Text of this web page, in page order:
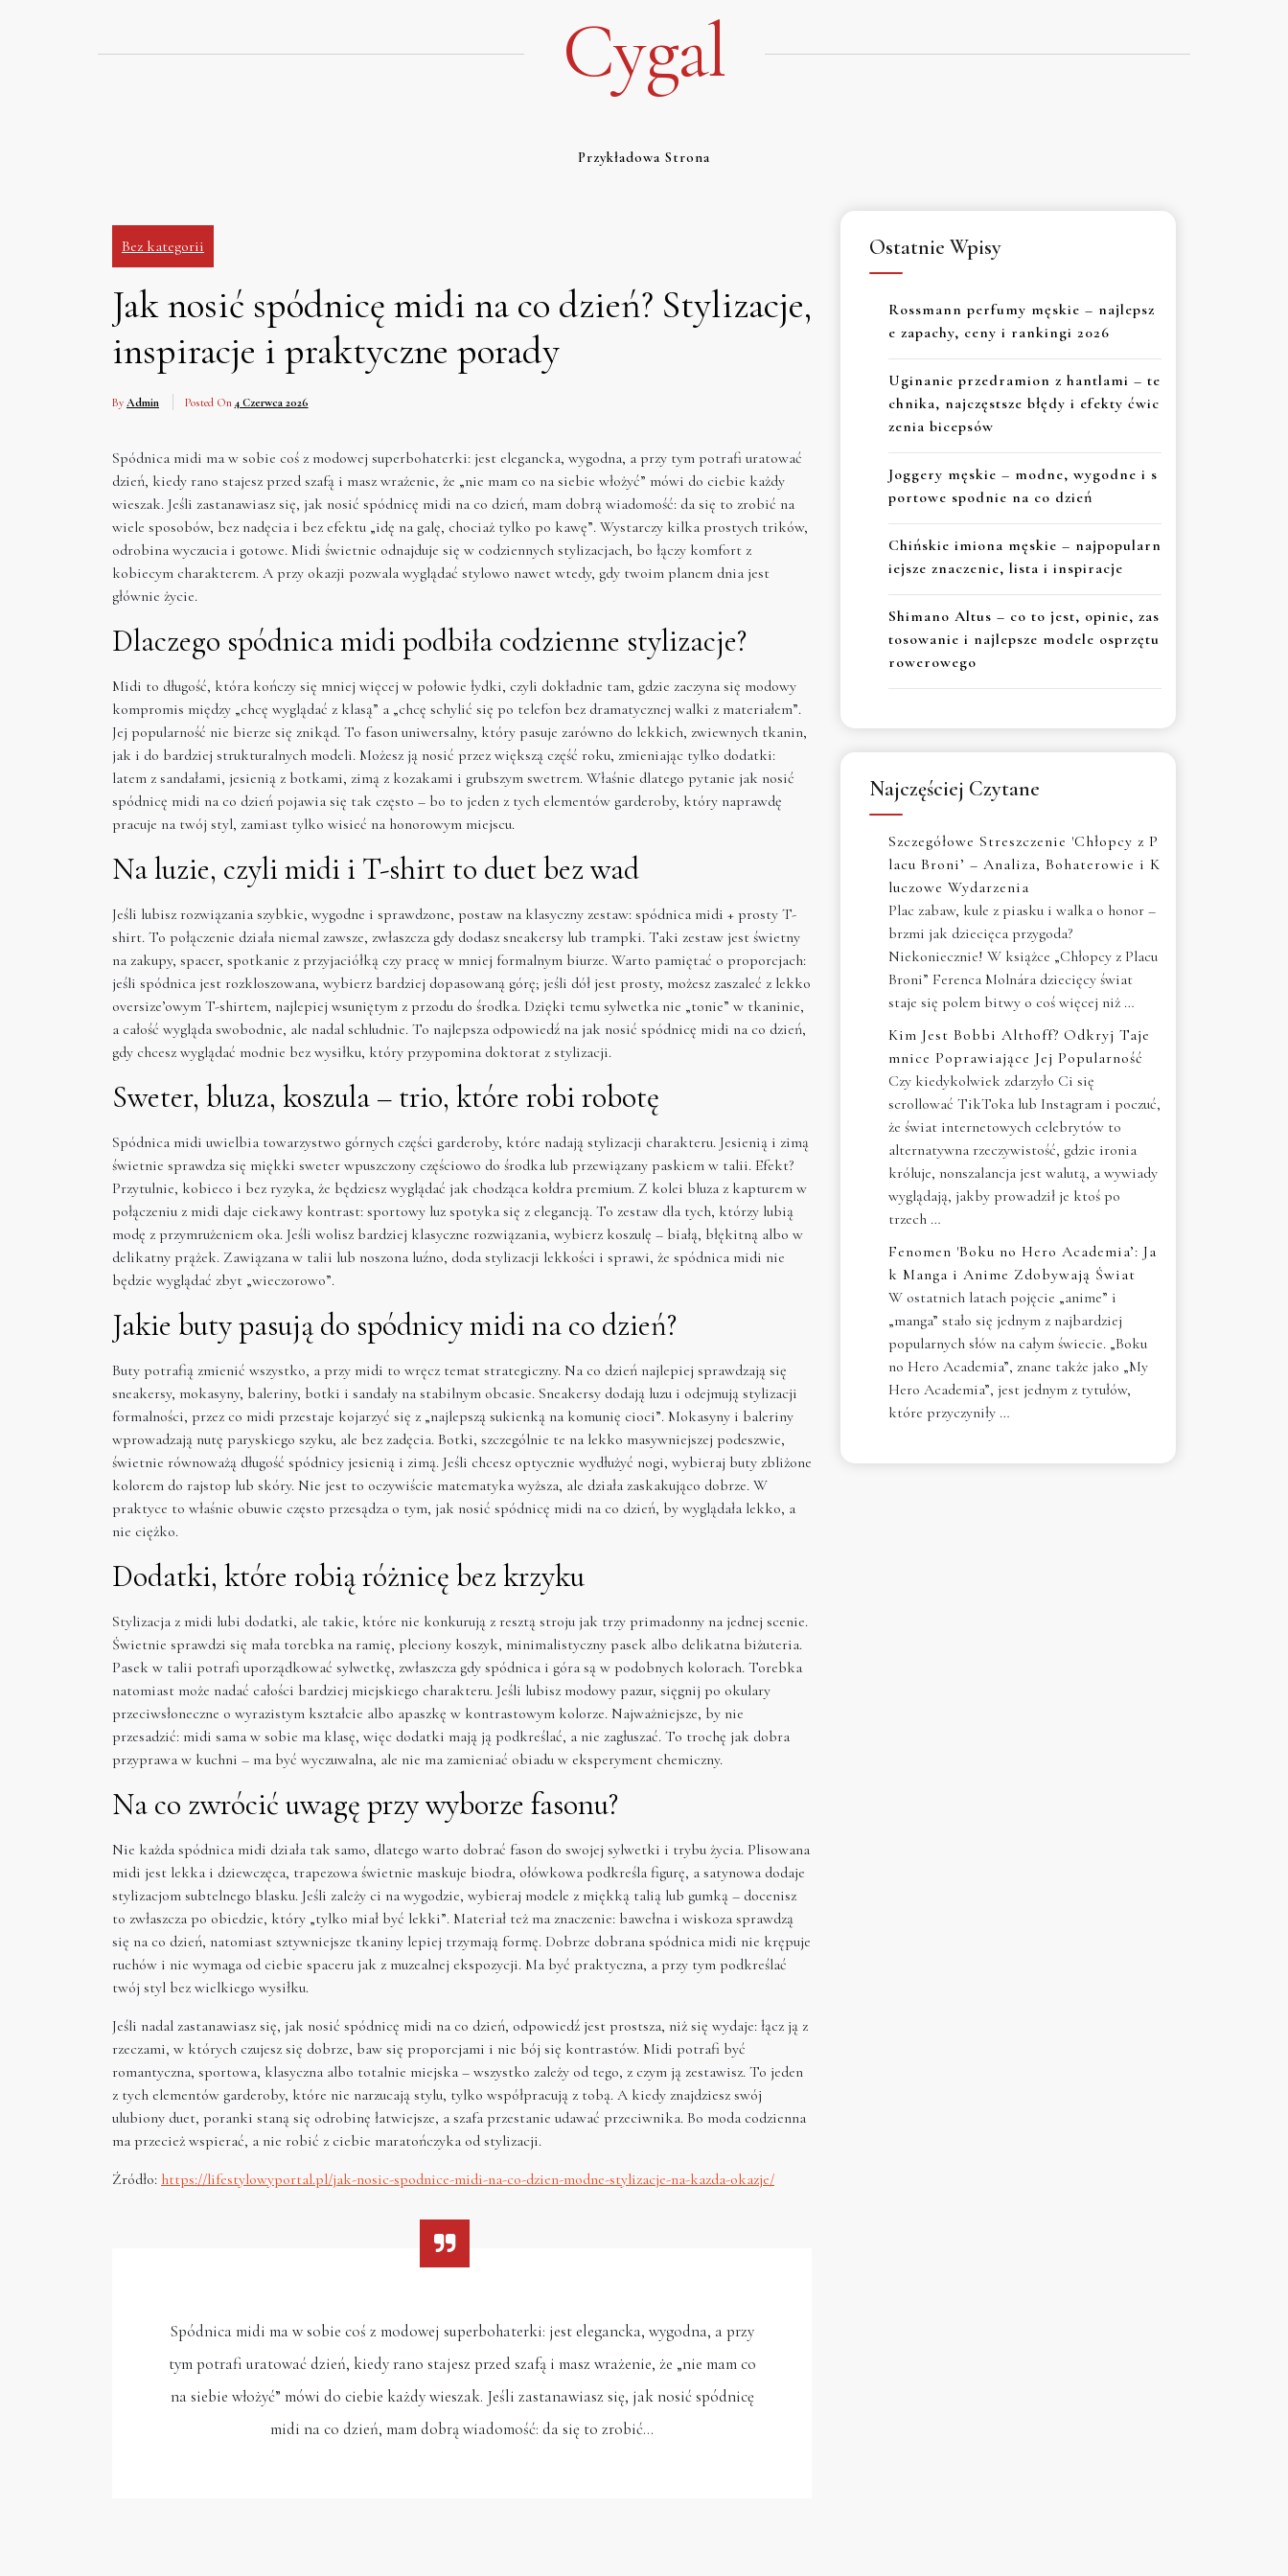
Cygal
Przykładowa Strona
Bez kategorii
Jak nosić spódnicę midi na co dzień? Stylizacje,
inspiracje i praktyczne porady
By Admin Posted On 4 Czerwca 2026
Spódnica midi ma w sobie coś z modowej superbohaterki: jest elegancka, wygodna, a przy tym potrafi uratować
dzień, kiedy rano stajesz przed szafą i masz wrażenie, że „nie mam co na siebie włożyć” mówi do ciebie każdy
wieszak. Jeśli zastanawiasz się, jak nosić spódnicę midi na co dzień, mam dobrą wiadomość: da się to zrobić na
wiele sposobów, bez nadęcia i bez efektu „idę na galę, chociaż tylko po kawę”. Wystarczy kilka prostych trików,
odrobina wyczucia i gotowe. Midi świetnie odnajduje się w codziennych stylizacjach, bo łączy komfort z
kobiecym charakterem. A przy okazji pozwala wyglądać stylowo nawet wtedy, gdy twoim planem dnia jest
głównie życie.
Dlaczego spódnica midi podbiła codzienne stylizacje?
Midi to długość, która kończy się mniej więcej w połowie łydki, czyli dokładnie tam, gdzie zaczyna się modowy
kompromis między „chcę wyglądać z klasą” a „chcę schylić się po telefon bez dramatycznej walki z materiałem”.
Jej popularność nie bierze się znikąd. To fason uniwersalny, który pasuje zarówno do lekkich, zwiewnych tkanin,
jak i do bardziej strukturalnych modeli. Możesz ją nosić przez większą część roku, zmieniając tylko dodatki:
latem z sandałami, jesienią z botkami, zimą z kozakami i grubszym swetrem. Właśnie dlatego pytanie jak nosić
spódnicę midi na co dzień pojawia się tak często – bo to jeden z tych elementów garderoby, który naprawdę
pracuje na twój styl, zamiast tylko wisieć na honorowym miejscu.
Na luzie, czyli midi i T-shirt to duet bez wad
Jeśli lubisz rozwiązania szybkie, wygodne i sprawdzone, postaw na klasyczny zestaw: spódnica midi + prosty T-
shirt. To połączenie działa niemal zawsze, zwłaszcza gdy dodasz sneakersy lub trampki. Taki zestaw jest świetny
na zakupy, spacer, spotkanie z przyjaciółką czy pracę w mniej formalnym biurze. Warto pamiętać o proporcjach:
jeśli spódnica jest rozkloszowana, wybierz bardziej dopasowaną górę; jeśli dół jest prosty, możesz zaszaleć z lekko
oversize’owym T-shirtem, najlepiej wsuniętym z przodu do środka. Dzięki temu sylwetka nie „tonie” w tkaninie,
a całość wygląda swobodnie, ale nadal schludnie. To najlepsza odpowiedź na jak nosić spódnicę midi na co dzień,
gdy chcesz wyglądać modnie bez wysiłku, który przypomina doktorat z stylizacji.
Sweter, bluza, koszula – trio, które robi robotę
Spódnica midi uwielbia towarzystwo górnych części garderoby, które nadają stylizacji charakteru. Jesienią i zimą
świetnie sprawdza się miękki sweter wpuszczony częściowo do środka lub przewiązany paskiem w talii. Efekt?
Przytulnie, kobieco i bez ryzyka, że będziesz wyglądać jak chodząca kołdra premium. Z kolei bluza z kapturem w
połączeniu z midi daje ciekawy kontrast: sportowy luz spotyka się z elegancją. To zestaw dla tych, którzy lubią
modę z przymrużeniem oka. Jeśli wolisz bardziej klasyczne rozwiązania, wybierz koszulę – białą, błękitną albo w
delikatny prążek. Zawiązana w talii lub noszona luźno, doda stylizacji lekkości i sprawi, że spódnica midi nie
będzie wyglądać zbyt „wieczorowo”.
Jakie buty pasują do spódnicy midi na co dzień?
Buty potrafią zmienić wszystko, a przy midi to wręcz temat strategiczny. Na co dzień najlepiej sprawdzają się
sneakersy, mokasyny, baleriny, botki i sandały na stabilnym obcasie. Sneakersy dodają luzu i odejmują stylizacji
formalności, przez co midi przestaje kojarzyć się z „najlepszą sukienką na komunię cioci”. Mokasyny i baleriny
wprowadzają nutę paryskiego szyku, ale bez zadęcia. Botki, szczególnie te na lekko masywniejszej podeszwie,
świetnie równoważą długość spódnicy jesienią i zimą. Jeśli chcesz optycznie wydłużyć nogi, wybieraj buty zbliżone
kolorem do rajstop lub skóry. Nie jest to oczywiście matematyka wyższa, ale działa zaskakująco dobrze. W
praktyce to właśnie obuwie często przesądza o tym, jak nosić spódnicę midi na co dzień, by wyglądała lekko, a
nie ciężko.
Dodatki, które robią różnicę bez krzyku
Stylizacja z midi lubi dodatki, ale takie, które nie konkurują z resztą stroju jak trzy primadonny na jednej scenie.
Świetnie sprawdzi się mała torebka na ramię, pleciony koszyk, minimalistyczny pasek albo delikatna biżuteria.
Pasek w talii potrafi uporządkować sylwetkę, zwłaszcza gdy spódnica i góra są w podobnych kolorach. Torebka
natomiast może nadać całości bardziej miejskiego charakteru. Jeśli lubisz modowy pazur, sięgnij po okulary
przeciwsłoneczne o wyrazistym kształcie albo apaszkę w kontrastowym kolorze. Najważniejsze, by nie
przesadzić: midi sama w sobie ma klasę, więc dodatki mają ją podkreślać, a nie zagłuszać. To trochę jak dobra
przyprawa w kuchni – ma być wyczuwalna, ale nie ma zamieniać obiadu w eksperyment chemiczny.
Na co zwrócić uwagę przy wyborze fasonu?
Nie każda spódnica midi działa tak samo, dlatego warto dobrać fason do swojej sylwetki i trybu życia. Plisowana
midi jest lekka i dziewczęca, trapezowa świetnie maskuje biodra, ołówkowa podkreśla figurę, a satynowa dodaje
stylizacjom subtelnego blasku. Jeśli zależy ci na wygodzie, wybieraj modele z miękką talią lub gumką – docenisz
to zwłaszcza po obiedzie, który „tylko miał być lekki”. Materiał też ma znaczenie: bawełna i wiskoza sprawdzą
się na co dzień, natomiast sztywniejsze tkaniny lepiej trzymają formę. Dobrze dobrana spódnica midi nie krępuje
ruchów i nie wymaga od ciebie spaceru jak z muzealnej ekspozycji. Ma być praktyczna, a przy tym podkreślać
twój styl bez wielkiego wysiłku.
Jeśli nadal zastanawiasz się, jak nosić spódnicę midi na co dzień, odpowiedź jest prostsza, niż się wydaje: łącz ją z
rzeczami, w których czujesz się dobrze, baw się proporcjami i nie bój się kontrastów. Midi potrafi być
romantyczna, sportowa, klasyczna albo totalnie miejska – wszystko zależy od tego, z czym ją zestawisz. To jeden
z tych elementów garderoby, które nie narzucają stylu, tylko współpracują z tobą. A kiedy znajdziesz swój
ulubiony duet, poranki staną się odrobinę łatwiejsze, a szafa przestanie udawać przeciwnika. Bo moda codzienna
ma przecież wspierać, a nie robić z ciebie maratończyka od stylizacji.
Źródło: https://lifestylowyportal.pl/jak-nosic-spodnice-midi-na-co-dzien-modne-stylizacje-na-kazda-okazje/
Spódnica midi ma w sobie coś z modowej superbohaterki: jest elegancka, wygodna, a przy
tym potrafi uratować dzień, kiedy rano stajesz przed szafą i masz wrażenie, że „nie mam co
na siebie włożyć” mówi do ciebie każdy wieszak. Jeśli zastanawiasz się, jak nosić spódnicę
midi na co dzień, mam dobrą wiadomość: da się to zrobić…
Ostatnie Wpisy
Rossmann perfumy męskie – najlepsz
e zapachy, ceny i rankingi 2026
Uginanie przedramion z hantlami – te
chnika, najczęstsze błędy i efekty ćwic
zenia bicepsów
Joggery męskie – modne, wygodne i s
portowe spodnie na co dzień
Chińskie imiona męskie – najpopularn
iejsze znaczenie, lista i inspiracje
Shimano Altus – co to jest, opinie, zas
tosowanie i najlepsze modele osprzętu
rowerowego
Najczęściej Czytane
Szczegółowe Streszczenie 'Chłopcy z P
lacu Broni’ – Analiza, Bohaterowie i K
luczowe Wydarzenia
Plac zabaw, kule z piasku i walka o honor –
brzmi jak dziecięca przygoda?
Niekoniecznie! W książce „Chłopcy z Placu
Broni” Ferenca Molnára dziecięcy świat
staje się polem bitwy o coś więcej niż …
Kim Jest Bobbi Althoff? Odkryj Taje
mnice Poprawiające Jej Popularność
Czy kiedykolwiek zdarzyło Ci się
scrollować TikToka lub Instagram i poczuć,
że świat internetowych celebrytów to
alternatywna rzeczywistość, gdzie ironia
króluje, nonszalancja jest walutą, a wywiady
wyglądają, jakby prowadził je ktoś po
trzech …
Fenomen 'Boku no Hero Academia’: Ja
k Manga i Anime Zdobywają Świat
W ostatnich latach pojęcie „anime” i
„manga” stało się jednym z najbardziej
popularnych słów na całym świecie. „Boku
no Hero Academia”, znane także jako „My
Hero Academia”, jest jednym z tytułów,
które przyczyniły …